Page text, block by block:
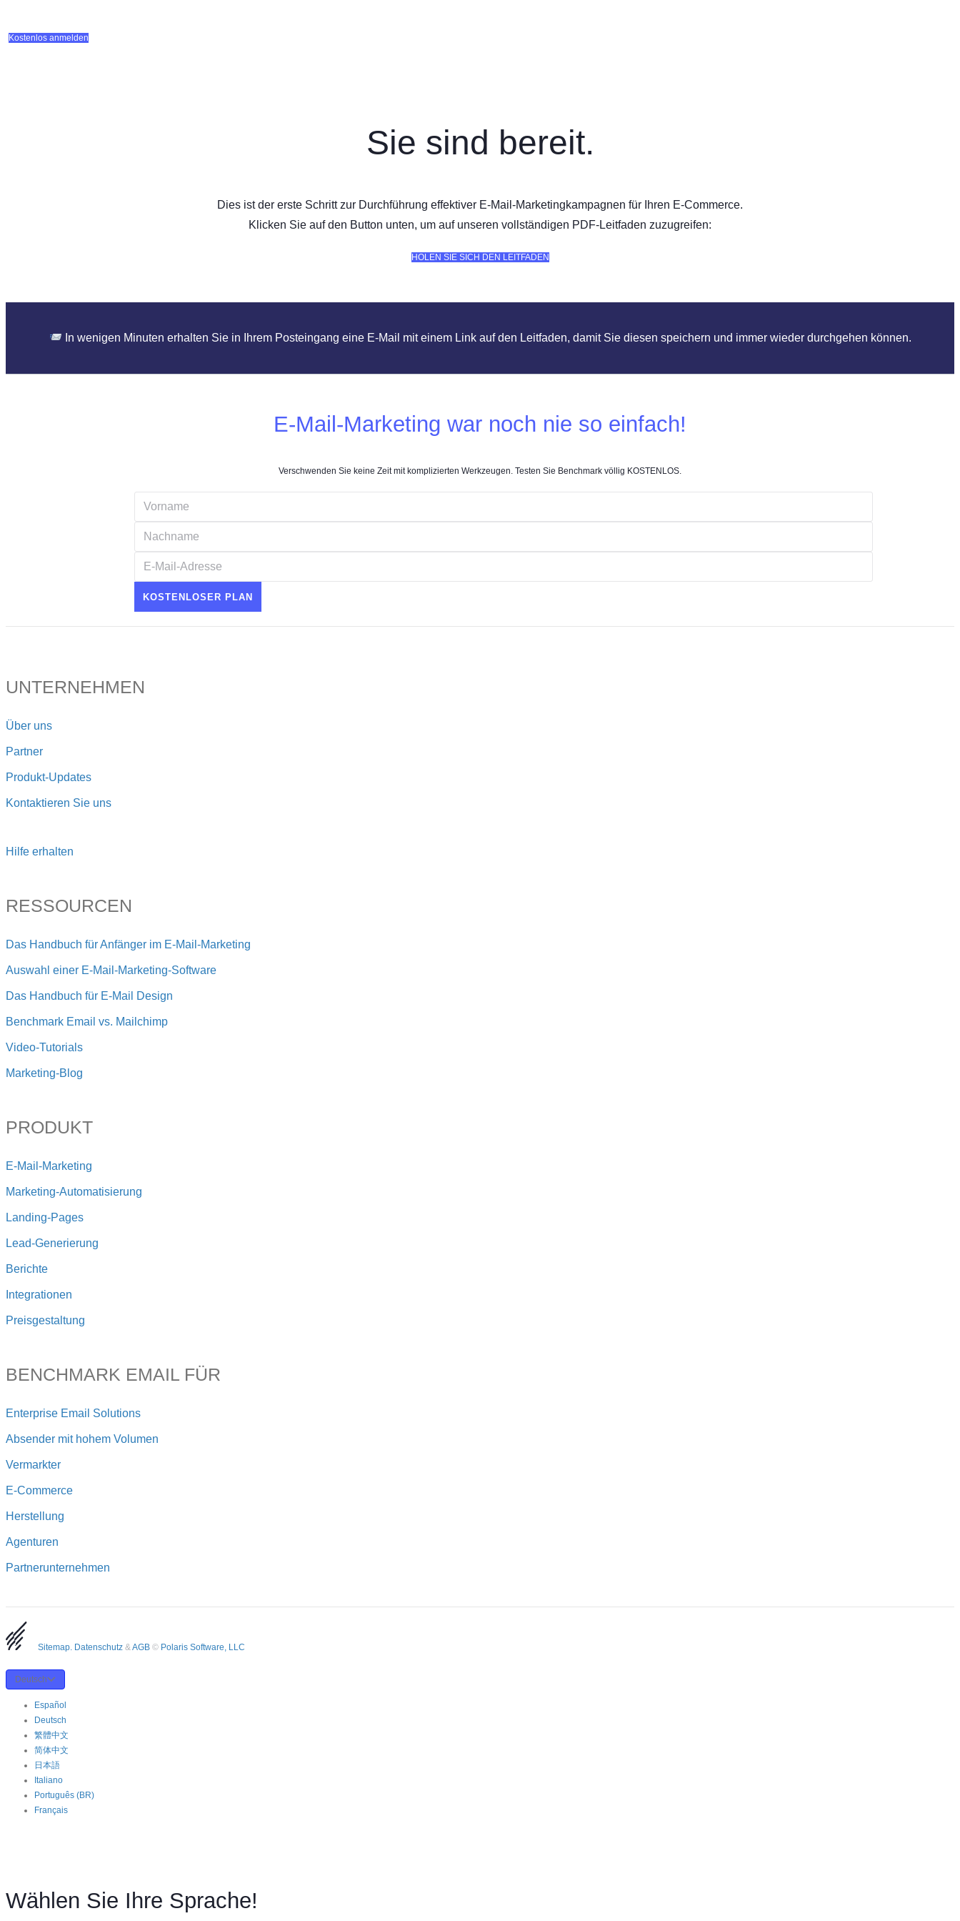
Kostenlos anmelden
Sie sind bereit.
Dies ist der erste Schritt zur Durchführung effektiver E-Mail-Marketingkampagnen für Ihren E-Commerce.
Klicken Sie auf den Button unten, um auf unseren vollständigen PDF-Leitfaden zuzugreifen:
HOLEN SIE SICH DEN LEITFADEN
In wenigen Minuten erhalten Sie in Ihrem Posteingang eine E-Mail mit einem Link auf den Leitfaden, damit Sie diesen speichern und immer wieder durchgehen können.
E-Mail-Marketing war noch nie so einfach!
Verschwenden Sie keine Zeit mit komplizierten Werkzeugen. Testen Sie Benchmark völlig KOSTENLOS.
UNTERNEHMEN
Über uns
Partner
Produkt-Updates
Kontaktieren Sie uns
Hilfe erhalten
RESSOURCEN
Das Handbuch für Anfänger im E-Mail-Marketing
Auswahl einer E-Mail-Marketing-Software
Das Handbuch für E-Mail Design
Benchmark Email vs. Mailchimp
Video-Tutorials
Marketing-Blog
PRODUKT
E-Mail-Marketing
Marketing-Automatisierung
Landing-Pages
Lead-Generierung
Berichte
Integrationen
Preisgestaltung
BENCHMARK EMAIL FÜR
Enterprise Email Solutions
Absender mit hohem Volumen
Vermarkter
E-Commerce
Herstellung
Agenturen
Partnerunternehmen
Sitemap. Datenschutz &AGB © Polaris Software, LLC
Deutsch
Español
Deutsch
繁體中文
简体中文
日本語
Italiano
Português (BR)
Français
Wählen Sie Ihre Sprache!